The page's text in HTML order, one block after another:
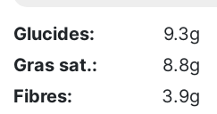
Glucides: 9.3g
Gras sat.:
8.8g
Fibres:
3.9g